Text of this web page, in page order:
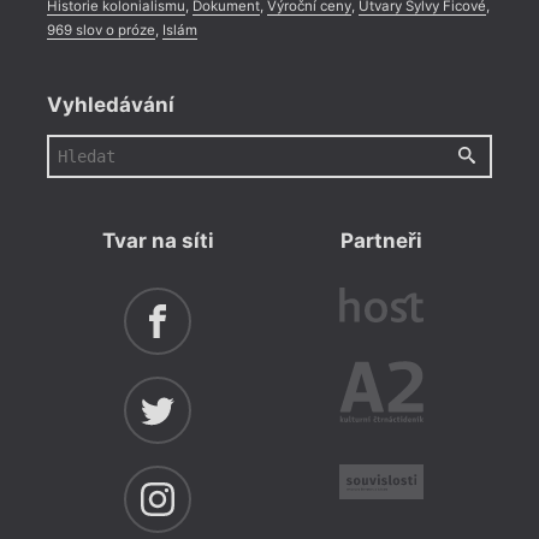
Historie kolonialismu, Dokument, Výroční ceny, Útvary Sylvy Ficové,
969 slov o próze, Islám
Vyhledávání
Tvar na síti Partneři